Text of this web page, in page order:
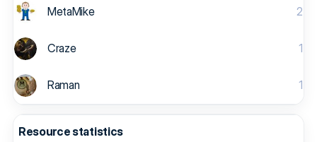
2
MetaMike
1
Craze
1
Raman
Resource statistics